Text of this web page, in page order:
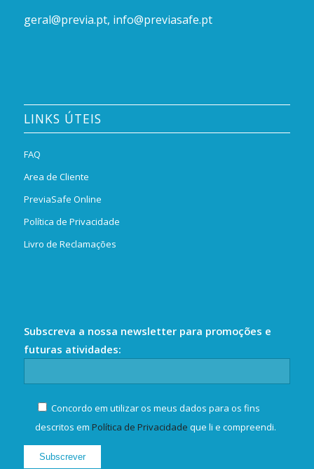
geral@previa.pt, info@previasafe.pt
LINKS ÚTEIS
FAQ
Area de Cliente
PreviaSafe Online
Política de Privacidade
Livro de Reclamações
Subscreva a nossa newsletter para promoções e
futuras atividades:
Concordo em utilizar os meus dados para os fins
descritos em Política de Privacidade que li e compreendi.